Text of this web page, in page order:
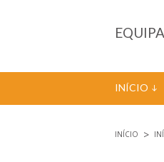
INÍCIO
INÍCIO